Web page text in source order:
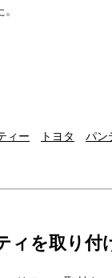
ィー トヨタ パン
ィを取り付